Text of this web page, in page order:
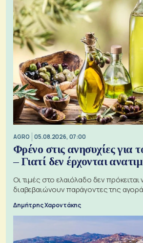
AGRO 05.08.2026, 07:00
Φρένο στις ανησυχίες για
– Γιατί δεν έρχονται
Οι τιμές στο ελαιόλαδο δεν
διαβεβαιώνουν παράγοντες της
Δημήτρης Χαροντάκης